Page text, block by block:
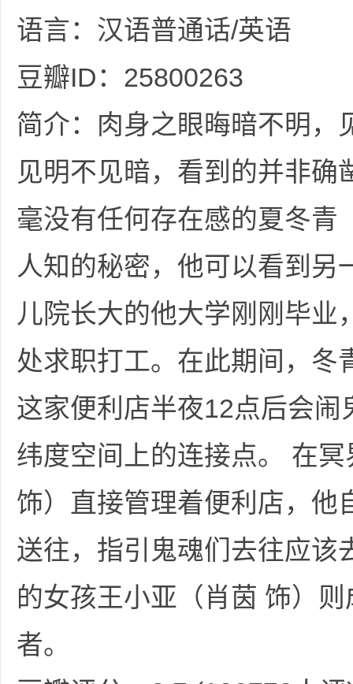
语言：汉语普通话/英语
豆瓣ID：25800263
简介：肉身之眼晦暗不明，
见明不见暗，看到的并非
毫没有任何存在感的夏冬青
人知的秘密，他可以看到另
儿院长大的他大学刚刚毕业
处求职打工。在此期间，冬
这家便利店半夜12点后会
纬度空间上的连接点。 在
饰）直接管理着便利店，他
送往，指引鬼魂们去往应该
的女孩王小亚（肖茵 饰）
者。